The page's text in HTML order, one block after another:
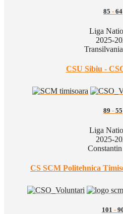
85 - 64
Liga
2025-
CSU Sibiu -
89 - 55
Liga
2025-
Constantin
CS SCM Politehnica
101 -